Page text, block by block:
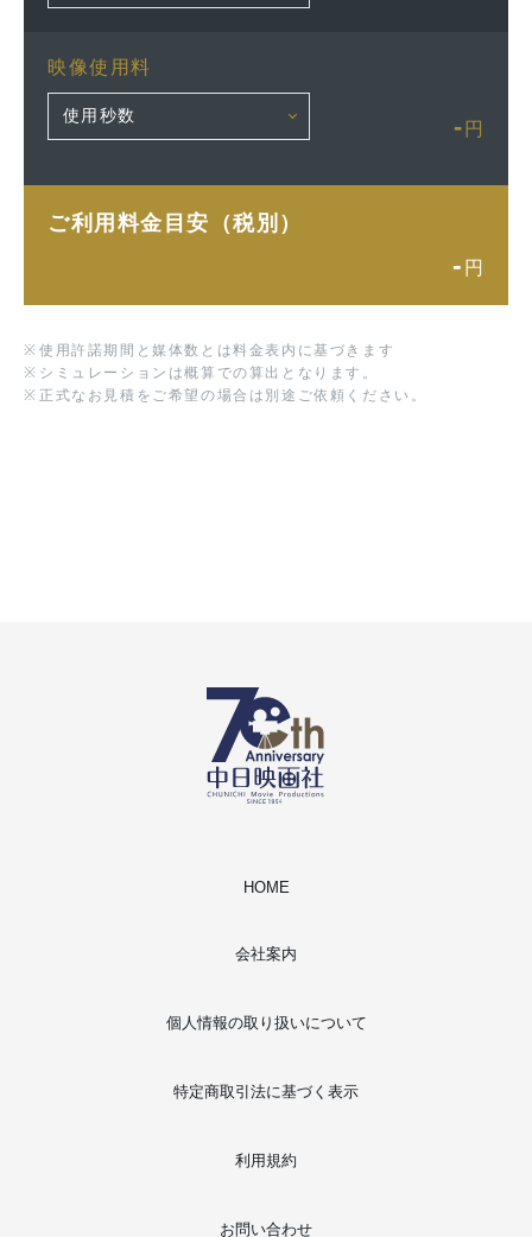
映像使用料
- 円
ご利用料金目安（税別）
- 円
※ 使用許諾期間と媒体数とは料金表内に基づきます
※ シミュレーションは概算での算出となります。
※ 正式なお見積をご希望の場合は別途ご依頼ください。
HOME
会社案内
個人情報の取り扱いについて
特定商取引法に基づく表示
利用規約
お問い合わせ